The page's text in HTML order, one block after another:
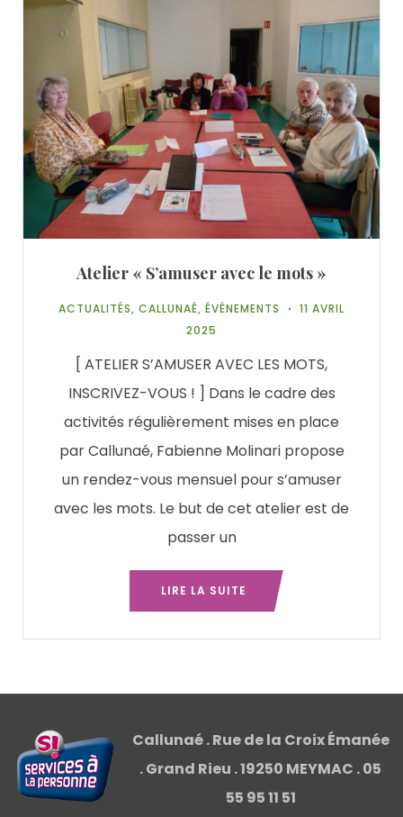
Atelier « S’amuser avec le mots »
ACTUALITÉS, CALLUNAÉ, ÉVÉNEMENTS
11 AVRIL
2025
[ ATELIER S’AMUSER AVEC LES MOTS,
INSCRIVEZ-VOUS ! ] Dans le cadre des
activités régulièrement mises en place
par Callunaé, Fabienne Molinari propose
un rendez-vous mensuel pour s’amuser
avec les mots. Le but de cet atelier est de
passer un
LIRE LA SUITE
Callunaé . Rue de la Croix Émanée
. Grand Rieu . 19250 MEYMAC . 05
55 95 11 51